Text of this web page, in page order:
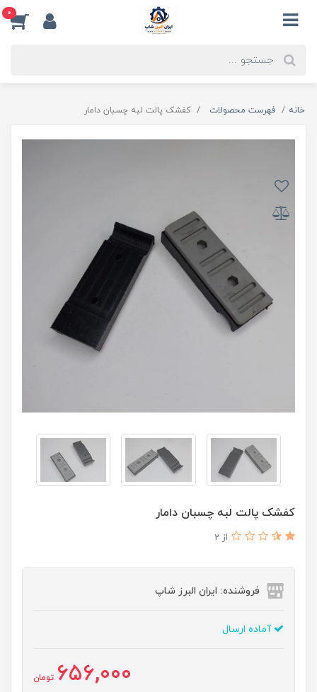
0
خانه فهرست محصولات کفشک پالت لبه چسبان دامار
کفشک پالت لبه چسبان دامار
از 2
فروشنده: ایران البرز شاپ
آماده ارسال
656,000 تومان